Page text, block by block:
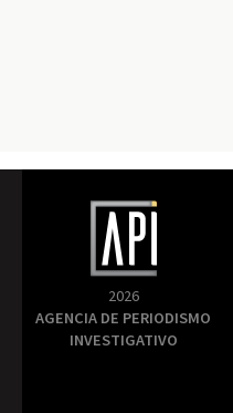
2026
AGENCIA DE PERIODISMO
INVESTIGATIVO